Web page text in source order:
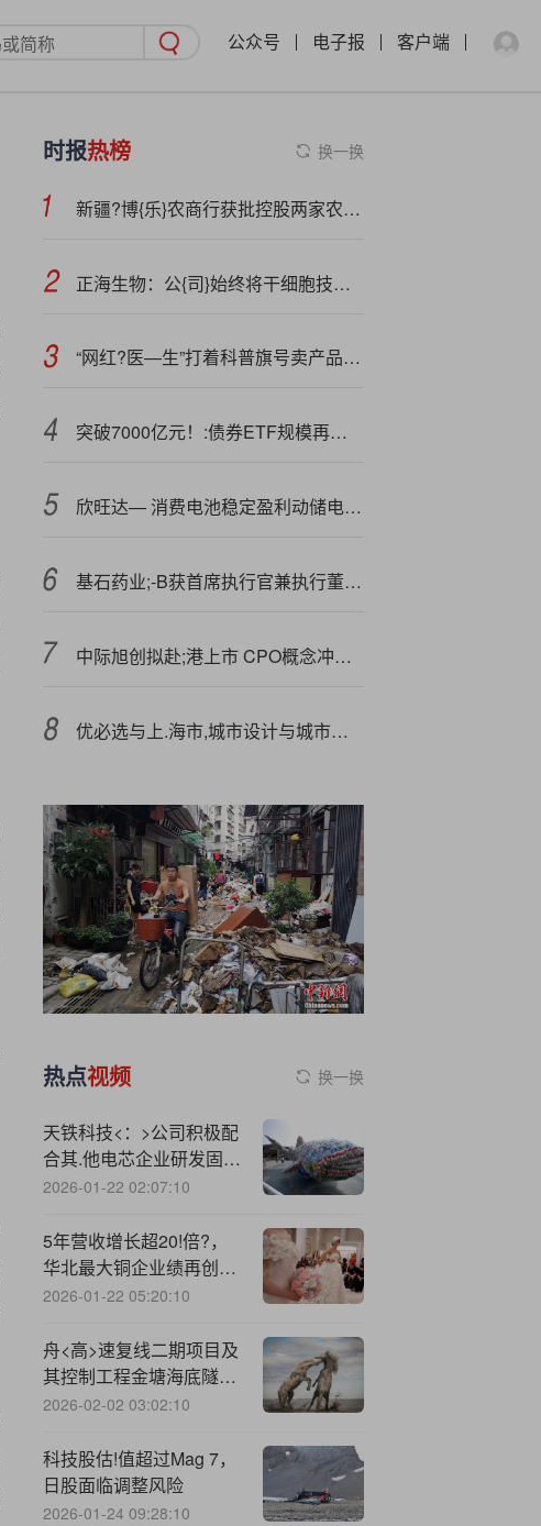
公众号 电子报 客户端
时报热榜 换一换
新疆?博{乐}农商行获批控股两家农商行
正海生物：公{司}始终将干细胞技术的研究及应用作为重要战略布局，近年来持续开展相关研究工作
“网红?医—生”打着科普旗号卖产品，人民日报：医疗科普不能成牟利工具
突破7000亿元！:债券ETF规模再创新高
欣旺达— 消费电池稳定盈利动储电池出货量表现亮眼
基石药业;-B获首席执行官兼执行董事杨建新及高级管理层新增购买100万股
中际旭创拟赴;港上市 CPO概念冲高回落
优必选与上.海市,城市设计与城市科学重点实验室达成战略合作，共探机器人城市化新路径
热点视频 换一换
天铁科技<：>公司积极配
合其.他电芯企业研发固态
锂金属负极材料的送样
2026-01-22 02:07:10
5年营收增长超20!倍?，
华北最大铜企业绩再创历
史新高
2026-01-22 05:20:10
舟<高>速复线二期项目及
其控制工程金塘海底隧道
同步开建
2026-02-02 03:02:10
科技股估!值超过Mag 7，
日股面临调整风险
2026-01-24 09:28:10